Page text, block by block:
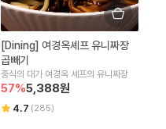
[Dining] 여경옥셰프 유니짜장
곱빼기
중식의 대가 여경옥 셰프의 유니짜장
57%5,388원
4.7 (285)